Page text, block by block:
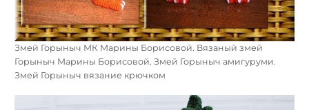
Змей Горыныч МК Марины Борисовой. Вязаный змей
Горыныч Марины Борисовой. Змей Горыныч амигуруми.
Змей Горыныч вязание крючком